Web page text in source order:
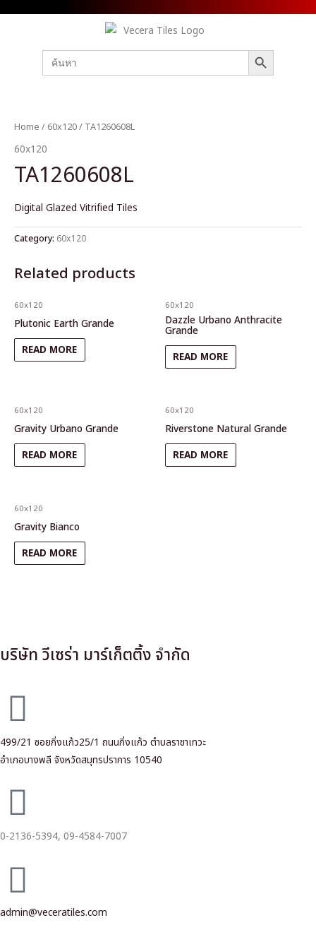
Search
for:
SEARCH BUTTON
Home / 60x120/ TA1260608L
60x120
TA1260608L
Digital Glazed Vitrified Tiles
Category: 60x120
Related products
60x120
Plutonic Earth Grande
READ MORE
60x120
Dazzle Urbano Anthracite
Grande
READ MORE
60x120
Gravity Urbano Grande
READ MORE
60x120
Riverstone Natural Grande
READ MORE
60x120
Gravity Bianco
READ MORE
บริษัท วีเซร่า มาร์เก็ตติ้ง จำกัด
499/21 ซอยกิ่งแก้ว25/1 ถนนกิ่งแก้ว ตำบลราชาเทวะ
อำเภอบางพลี จังหวัดสมุทรปราการ 10540
0-2136-5394, 09-4584-7007
admin@veceratiles.com